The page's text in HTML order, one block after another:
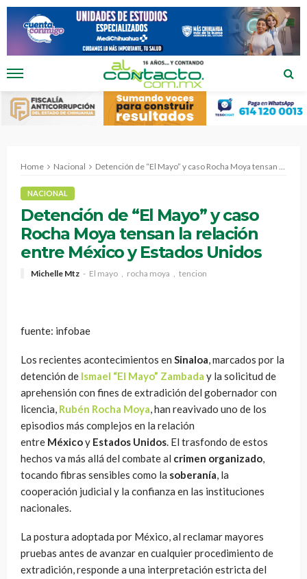
Home Nacional Detención de “El Mayo” y caso Rocha Moya tensan la relación entre México y Estados Unidos
NACIONAL
Detención de “El Mayo” y caso
Rocha Moya tensan la relación
entre México y Estados Unidos
Michelle Mtz El mayo rocha moya tencion
fuente: infobae
Los recientes acontecimientos en Sinaloa, marcados por la
detención de Ismael “El Mayo” Zambada y la solicitud de
aprehensión con fines de extradición del gobernador con
licencia, Rubén Rocha Moya, han reavivado uno de los
episodios más complejos en la relación
entre Méxicoy Estados Unidos. El trasfondo de estos
hechos va más allá del combate al crimen organizado,
tocando fibras sensibles como la soberanía, la
cooperación judicial y la confianza en las instituciones
nacionales.
La postura adoptada por México, al reclamar mayores
pruebas antes de avanzar en cualquier procedimiento de
extradición, responde a una interpretación estricta del